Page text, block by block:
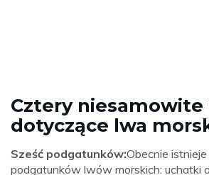
Cztery
dotyczące lwa
Sześć podgatunków:Obecnie
podgatunków lwów morskich: uchatki